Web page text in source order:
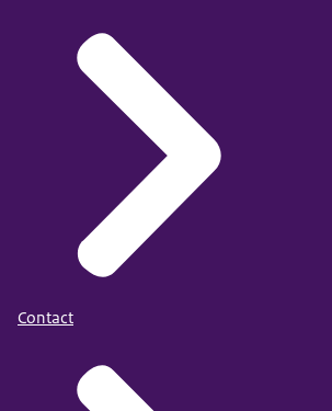
Contact